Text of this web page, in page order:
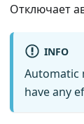
Отключает
INFO
Automatic
have any